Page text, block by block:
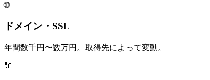
🌐
ドメイン・SSL
年間数千円〜数万円。取得先によって変動。
🔌